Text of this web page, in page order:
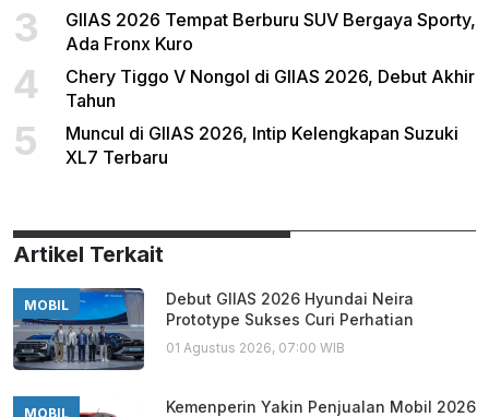
3
GIIAS 2026 Tempat Berburu SUV Bergaya Sporty,
Ada Fronx Kuro
4
Chery Tiggo V Nongol di GIIAS 2026, Debut Akhir
Tahun
5
Muncul di GIIAS 2026, Intip Kelengkapan Suzuki
XL7 Terbaru
Artikel Terkait
MOBIL
Debut GIIAS 2026 Hyundai Neira
Prototype Sukses Curi Perhatian
01 Agustus 2026, 07:00 WIB
MOBIL Kemenperin Yakin Penjualan Mobil 2026